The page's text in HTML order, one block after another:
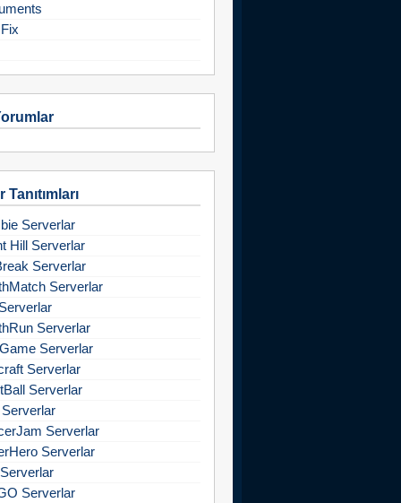
Tanıtımları
Serverlar
Hill Serverlar
Serverlar
Serverlar
Serverlar
Serverlar
Serverlar
Serverlar
Serverlar
Serverlar
Serverlar